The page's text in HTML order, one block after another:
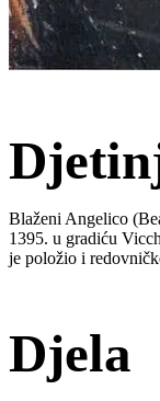
Blaženi Angelico
1395. u gradiću
je položio i
Djela